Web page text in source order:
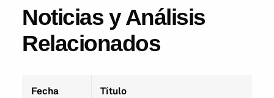
Noticias y Análisis
Relacionados
Fecha Título